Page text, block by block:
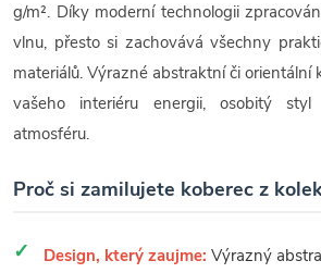
g/m². Díky moderní technologii
vlnu, přesto si zachovává všechny
materiálů. Výrazné abstraktní či orientální
vašeho interiéru energii, osobitý styl
atmosféru.
Proč si zamilujete koberec z
Design, který zaujme: Výrazný